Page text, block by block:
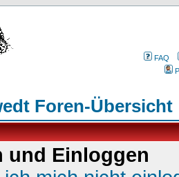
FAQ
Foren-Übersicht
und Einloggen